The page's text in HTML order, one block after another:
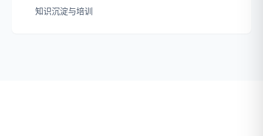
知识沉淀与培训